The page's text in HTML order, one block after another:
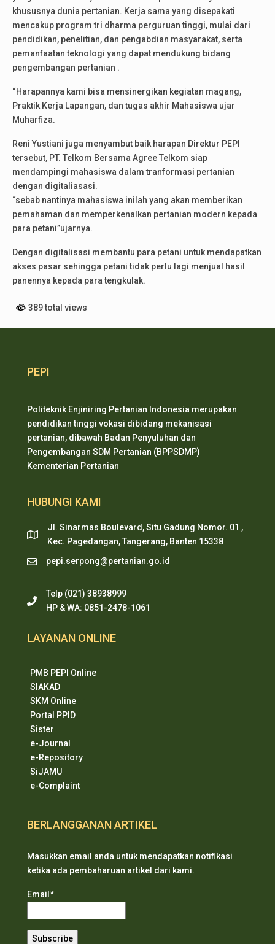
khususnya dunia pertanian. Kerja sama yang disepakati
mencakup program tri dharma perguruan tinggi, mulai dari
pendidikan, penelitian, dan pengabdian masyarakat, serta
pemanfaatan teknologi yang dapat mendukung bidang
pengembangan pertanian .
“Harapannya kami bisa mensinergikan kegiatan magang,
Praktik Kerja Lapangan, dan tugas akhir Mahasiswa ujar
Muharfiza.
Reni Yustiani juga menyambut baik harapan Direktur PEPI
tersebut, PT. Telkom Bersama Agree Telkom siap
mendampingi mahasiswa dalam tranformasi pertanian
dengan digitaliasasi.
“sebab nantinya mahasiswa inilah yang akan memberikan
pemahaman dan memperkenalkan pertanian modern kepada
para petani”ujarnya.
Dengan digitalisasi membantu para petani untuk mendapatkan
akses pasar sehingga petani tidak perlu lagi menjual hasil
panennya kepada para tengkulak.
389 total views
PEPI
Politeknik Enjiniring Pertanian Indonesia merupakan
pendidikan tinggi vokasi dibidang mekanisasi
pertanian, dibawah Badan Penyuluhan dan
Pengembangan SDM Pertanian (BPPSDMP)
Kementerian Pertanian
HUBUNGI KAMI
Jl. Sinarmas Boulevard, Situ Gadung Nomor. 01 ,
Kec. Pagedangan, Tangerang, Banten 15338
pepi.serpong@pertanian.go.id
Telp (021) 38938999
HP & WA: 0851-2478-1061
LAYANAN ONLINE
PMB PEPI Online
SIAKAD
SKM Online
Portal PPID
Sister
e-Journal
e-Repository
SiJAMU
e-Complaint
BERLANGGANAN ARTIKEL
Masukkan email anda untuk mendapatkan notifikasi
ketika ada pembaharuan artikel dari kami.
Email*